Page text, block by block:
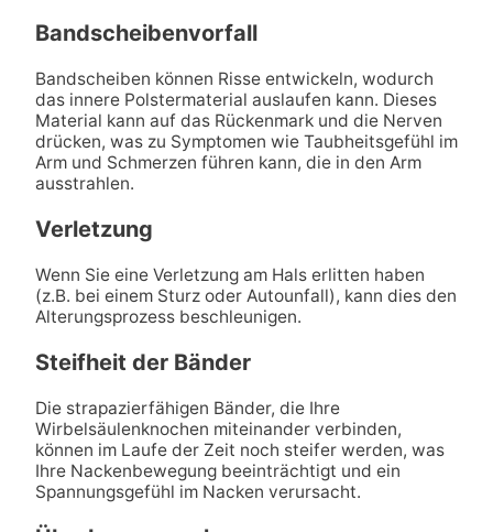
Bandscheibenvorfall
Bandscheiben können Risse entwickeln, wodurch
das innere Polstermaterial auslaufen kann. Dieses
Material kann auf das Rückenmark und die Nerven
drücken, was zu Symptomen wie Taubheitsgefühl im
Arm und Schmerzen führen kann, die in den Arm
ausstrahlen.
Verletzung
Wenn Sie eine Verletzung am Hals erlitten haben
(z.B. bei einem Sturz oder Autounfall), kann dies den
Alterungsprozess beschleunigen.
Steifheit der Bänder
Die strapazierfähigen Bänder, die Ihre
Wirbelsäulenknochen miteinander verbinden,
können im Laufe der Zeit noch steifer werden, was
Ihre Nackenbewegung beeinträchtigt und ein
Spannungsgefühl im Nacken verursacht.